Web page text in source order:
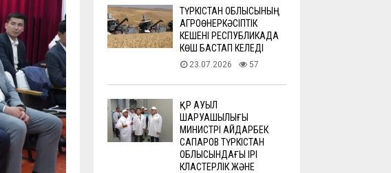
ТҮРКІСТАН ОБЛЫСЫНЫҢ
АГРОӨНЕРКӘСІПТІК
КЕШЕНІ РЕСПУБЛИКАДА
КӨШ БАСТАП КЕЛЕДІ
23.07.2026 57
ҚР АУЫЛ
ШАРУАШЫЛЫҒЫ
МИНИСТРІ АЙДАРБЕК
САПАРОВ ТҮРКІСТАН
ОБЛЫСЫНДАҒЫ ІРІ
КЛАСТЕРЛІК ЖӘНЕ